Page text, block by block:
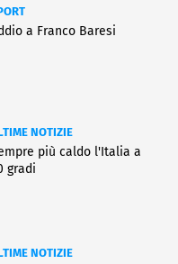
a Franco Baresi
NOTIZIE
più caldo l'Italia a
gradi
NOTIZIE